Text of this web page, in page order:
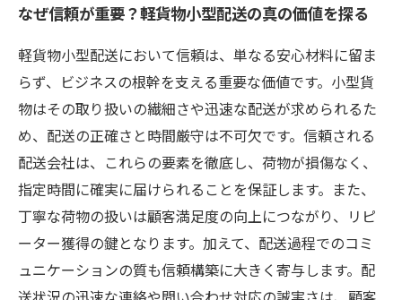
なぜ信頼が重要？軽貨物小型配送の真の価値を探る
軽貨物小型配送において信頼は、単なる安心材料に留ま
らず、ビジネスの根幹を支える重要な価値です。小型貨
物はその取り扱いの繊細さや迅速な配送が求められるた
め、配送の正確さと時間厳守は不可欠です。信頼される
配送会社は、これらの要素を徹底し、荷物が損傷なく、
指定時間に確実に届けられることを保証します。また、
丁寧な荷物の扱いは顧客満足度の向上につながり、リピ
ーター獲得の鍵となります。加えて、配送過程でのコミ
ュニケーションの質も信頼構築に大きく寄与します。配